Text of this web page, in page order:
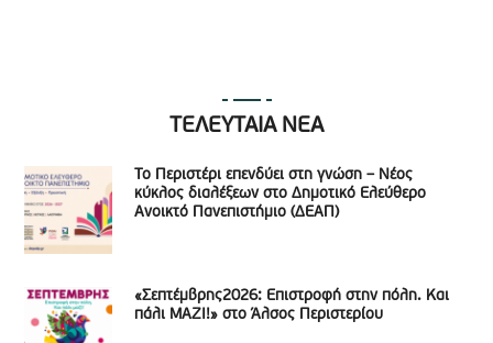
ΤΕΛΕΥΤΑΙΑ ΝΕΑ
Το Περιστέρι επενδύει στη γνώση – Νέος
κύκλος διαλέξεων στο Δημοτικό Ελεύθερο
Ανοικτό Πανεπιστήμιο (ΔΕΑΠ)
«Σεπτέμβρης2026: Επιστροφή στην πόλη. Και
πάλι ΜΑΖΙ!» στο Άλσος Περιστερίου